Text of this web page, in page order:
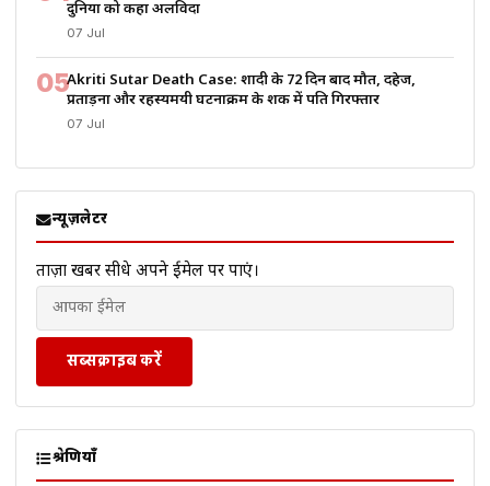
दुनिया को कहा अलविदा
07 Jul
05Akriti Sutar Death Case: शादी के 72 दिन बाद मौत, दहेज,
प्रताड़ना और रहस्यमयी घटनाक्रम के शक में पति गिरफ्तार
07 Jul
न्यूज़लेटर
ताज़ा खबरें सीधे अपने ईमेल पर पाएं।
सब्सक्राइब करें
श्रेणियाँ